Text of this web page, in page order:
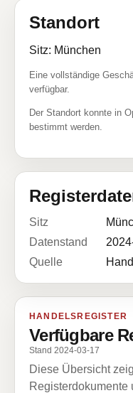
Standort
Sitz: München
Eine vollständige
verfügbar.
Der Standort konnte in
bestimmt werden.
Sitz
Datenstand
Quelle
HANDELSREGISTER
Verfügbare
Stand 2024-03-17
Diese Übersicht
Registerdokumente